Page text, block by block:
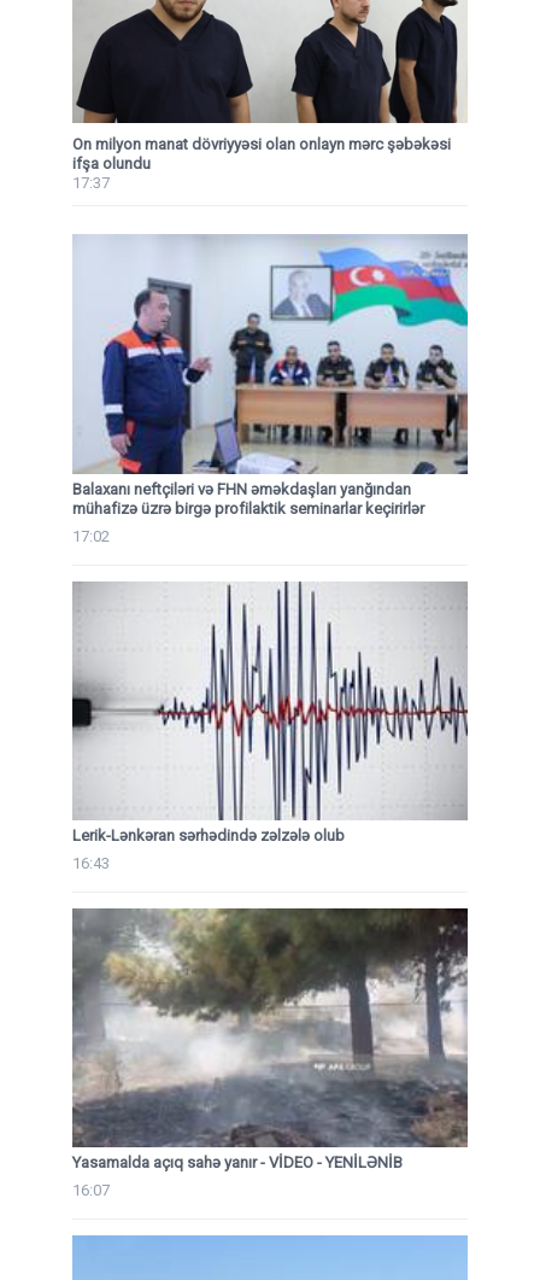
On milyon manat dövriyyəsi olan onlayn mərc şəbəkəsi
ifşa olundu
17:37
Balaxanı neftçiləri və FHN əməkdaşları yanğından
mühafizə üzrə birgə profilaktik seminarlar keçirirlər
17:02
Lerik-Lənkəran sərhədində zəlzələ olub
16:43
Yasamalda açıq sahə yanır - VİDEO - YENİLƏNİB
16:07